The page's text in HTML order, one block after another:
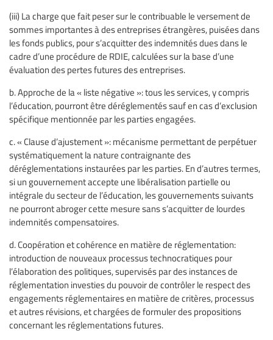
(iii) La charge que fait peser sur le contribuable le versement de
sommes importantes à des entreprises étrangères, puisées dans
les fonds publics, pour s’acquitter des indemnités dues dans le
cadre d’une procédure de RDIE, calculées sur la base d’une
évaluation des pertes futures des entreprises.
b. Approche de la « liste négative »: tous les services, y compris
l’éducation, pourront être déréglementés sauf en cas d’exclusion
spécifique mentionnée par les parties engagées.
c. « Clause d’ajustement »: mécanisme permettant de perpétuer
systématiquement la nature contraignante des
déréglementations instaurées par les parties. En d’autres termes,
si un gouvernement accepte une libéralisation partielle ou
intégrale du secteur de l’éducation, les gouvernements suivants
ne pourront abroger cette mesure sans s’acquitter de lourdes
indemnités compensatoires.
d. Coopération et cohérence en matière de réglementation:
introduction de nouveaux processus technocratiques pour
l’élaboration des politiques, supervisés par des instances de
réglementation investies du pouvoir de contrôler le respect des
engagements réglementaires en matière de critères, processus
et autres révisions, et chargées de formuler des propositions
concernant les réglementations futures.